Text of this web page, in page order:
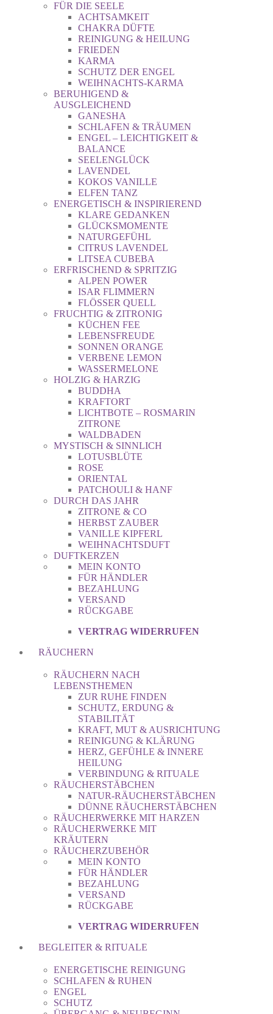
FÜR DIE SEELE
ACHTSAMKEIT
CHAKRA DÜFTE
REINIGUNG & HEILUNG
FRIEDEN
KARMA
SCHUTZ DER ENGEL
WEIHNACHTS-KARMA
BERUHIGEND &
AUSGLEICHEND
GANESHA
SCHLAFEN & TRÄUMEN
ENGEL – LEICHTIGKEIT &
BALANCE
SEELENGLÜCK
LAVENDEL
KOKOS VANILLE
ELFEN TANZ
ENERGETISCH & INSPIRIEREND
KLARE GEDANKEN
GLÜCKSMOMENTE
NATURGEFÜHL
CITRUS LAVENDEL
LITSEA CUBEBA
ERFRISCHEND & SPRITZIG
ALPEN POWER
ISAR FLIMMERN
FLÖSSER QUELL
FRUCHTIG & ZITRONIG
KÜCHEN FEE
LEBENSFREUDE
SONNEN ORANGE
VERBENE LEMON
WASSERMELONE
HOLZIG & HARZIG
BUDDHA
KRAFTORT
LICHTBOTE – ROSMARIN
ZITRONE
WALDBADEN
MYSTISCH & SINNLICH
LOTUSBLÜTE
ROSE
ORIENTAL
PATCHOULI & HANF
DURCH DAS JAHR
ZITRONE & CO
HERBST ZAUBER
VANILLE KIPFERL
WEIHNACHTSDUFT
DUFTKERZEN
MEIN KONTO
FÜR HÄNDLER
BEZAHLUNG
VERSAND
RÜCKGABE
VERTRAG WIDERRUFEN
RÄUCHERN
RÄUCHERN NACH
LEBENSTHEMEN
ZUR RUHE FINDEN
SCHUTZ, ERDUNG &
STABILITÄT
KRAFT, MUT & AUSRICHTUNG
REINIGUNG & KLÄRUNG
HERZ, GEFÜHLE & INNERE
HEILUNG
VERBINDUNG & RITUALE
RÄUCHERSTÄBCHEN
NATUR-RÄUCHERSTÄBCHEN
DÜNNE RÄUCHERSTÄBCHEN
RÄUCHERWERKE MIT HARZEN
RÄUCHERWERKE MIT
KRÄUTERN
RÄUCHERZUBEHÖR
MEIN KONTO
FÜR HÄNDLER
BEZAHLUNG
VERSAND
RÜCKGABE
VERTRAG WIDERRUFEN
BEGLEITER & RITUALE
ENERGETISCHE REINIGUNG
SCHLAFEN & RUHEN
ENGEL
SCHUTZ